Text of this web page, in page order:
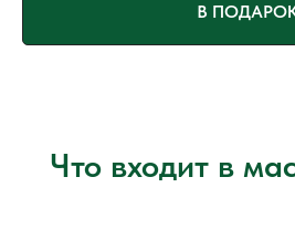
В
Что входит в